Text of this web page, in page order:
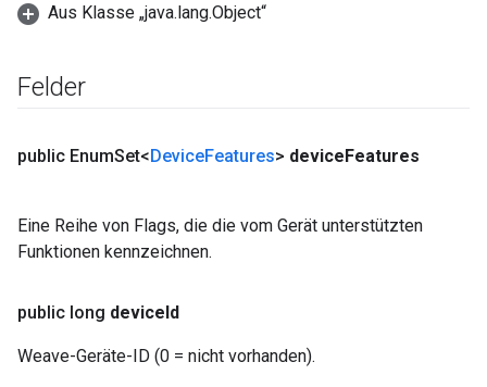
Aus Klasse „java.lang.Object“
Felder
public EnumSet<DeviceFeatures> deviceFeatures
Eine Reihe von Flags, die die vom Gerät unterstützten
Funktionen kennzeichnen.
public long deviceId
Weave-Geräte-ID (0 = nicht vorhanden).